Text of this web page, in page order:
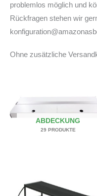
problemlos möglich und
Rückfragen stehen wir
Ohne zusätzliche
ABDECKUNG
29 PRODUKTE